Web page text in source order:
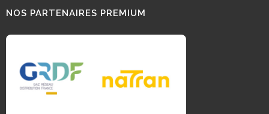
NOS PARTENAIRES PREMIUM